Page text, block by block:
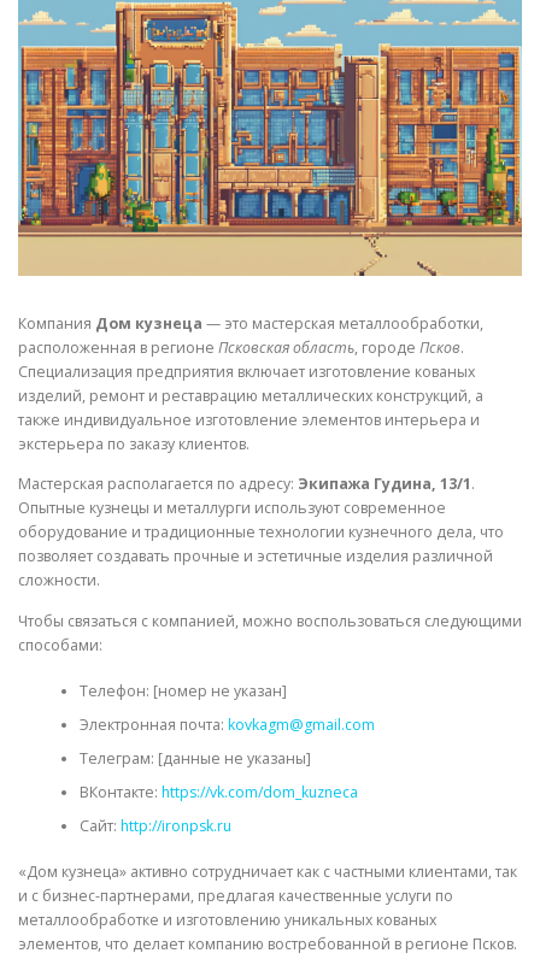
СВОЙСТВА МЕТАЛЛОВ СОРТА МЕТАЛЛОВ
СТАТЬИ
Компания Дом кузнеца — это мастерская металлообработки,
расположенная в регионе Псковская область, городе Псков.
Специализация предприятия включает изготовление кованых
изделий, ремонт и реставрацию металлических конструкций, а
также индивидуальное изготовление элементов интерьера и
экстерьера по заказу клиентов.
Мастерская располагается по адресу: Экипажа Гудина, 13/1.
Опытные кузнецы и металлурги используют современное
оборудование и традиционные технологии кузнечного дела, что
позволяет создавать прочные и эстетичные изделия различной
сложности.
Чтобы связаться с компанией, можно воспользоваться следующими
способами:
Телефон: [номер не указан]
Электронная почта: kovkagm@gmail.com
Телеграм: [данные не указаны]
ВКонтакте: https://vk.com/dom_kuzneca
Сайт: http://ironpsk.ru
«Дом кузнеца» активно сотрудничает как с частными клиентами, так
и с бизнес-партнерами, предлагая качественные услуги по
металлообработке и изготовлению уникальных кованых
элементов, что делает компанию востребованной в регионе Псков.